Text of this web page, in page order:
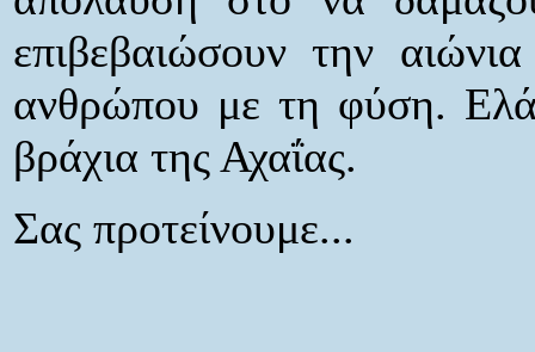
επιβεβαιώσουν την
ανθρώπου με τη φύση.
βράχια της Αχαΐας.
Σας προτείνουμε...